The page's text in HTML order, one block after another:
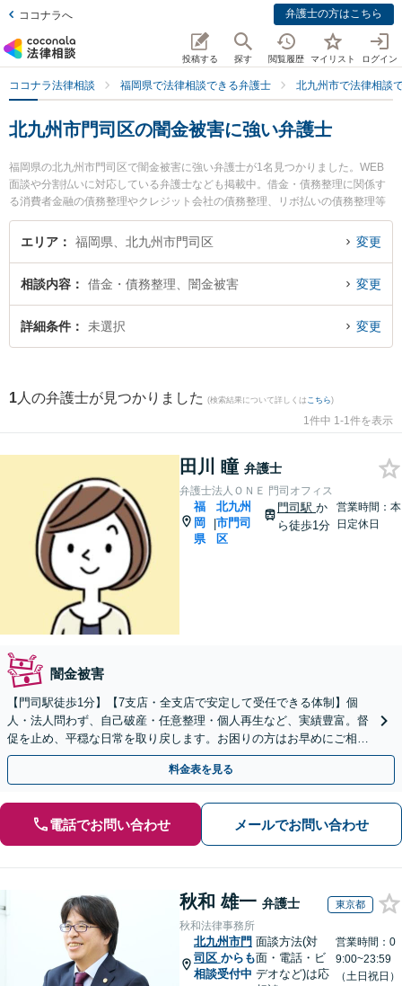
ココナラへ 弁護士の方はこちら
投稿する 探す 閲覧履歴 マイリスト ログイン
ココナラ法律相談 福岡県で法律相談できる弁護士 北九州市で法律相談
北九州市門司区の闇金被害に強い弁護士
福岡県の北九州市門司区で闇金被害に強い弁護士が1名見つかりました。WEB
面談や分割払いに対応している弁護士なども掲載中。借金・債務整理に関係す
る消費者金融の債務整理やクレジット会社の債務整理、リボ払いの債務整理等
の細かな分野での絞り込み検索もでき便利です。特に弁護士法人ＯＮＥ 門司オ
フィスの田川 瞳弁護士のプロフィール情報や弁護士費用、強みなどが注目され
護士を検索したい』『初回相談無料で闇金被害を法律相談できる北九州市門司
区内の弁護士に相談予約したい』などでお困りの相談者さんにおすすめです。
エリア 福岡県、北九州市門司区 変更
相談内容 借金・債務整理、闇金被害 変更
詳細条件 未選択 変更
1 人の弁護士が見つかりました (検索結果について詳しくは こちら)
1件中 1-1件を表示
田川 瞳 弁護士
弁護士法人ＯＮＥ 門司オフィス
福
岡
県
|
北九州
市門司
区
門司駅 か
ら徒歩1分
営業時間：本
日定休日
闇金被害
【門司駅徒歩1分】【7支店・全支店で安定して受任できる体制】個
人・法人問わず、自己破産・任意整理・個人再生など、実績豊富。督
促を止め、平穏な日常を取り戻します。お困りの方はお早めにご相談
ください【分割払い対応（応相談）】
料金表を見る
電話でお問い合わせ メールでお問い合わせ
秋和 雄一 弁護士 東京都
秋和法律事務所
北九州市門
司区 からも
相談受付中
面談方法(対
面・電話・ビ
デオなど)は応
営業時間：0
9:00~23:59
（土日祝日）